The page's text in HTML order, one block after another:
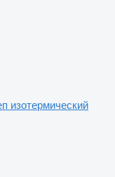
изотермический